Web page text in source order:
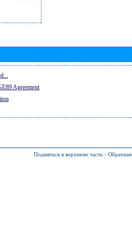
Agreement
Подняться в верхнюю часть - Обратная